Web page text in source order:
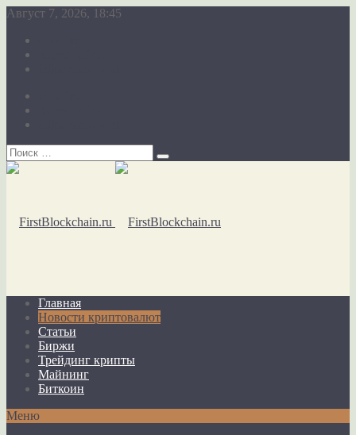
Август 7, 2026, 18:45
Главная
Новости криптовалют
Статьи
Биржи
Трейдинг крипты
Майнинг
Биткоин
Меню